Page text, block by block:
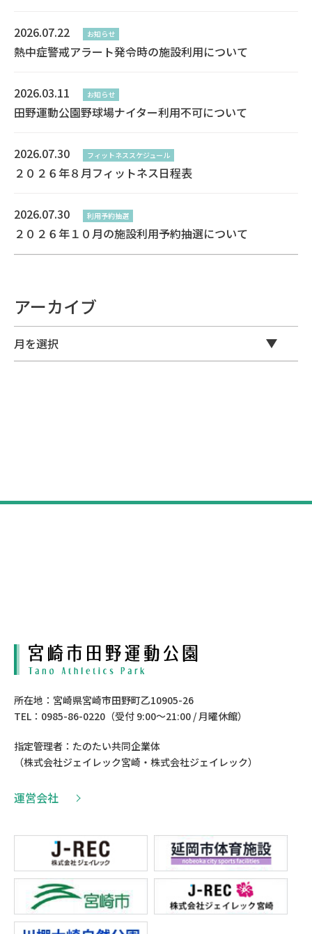
2026.07.22 お知らせ
熱中症警戒アラート発令時の施設利用について
2026.03.11 お知らせ
田野運動公園野球場ナイター利用不可について
2026.07.30 フィットネススケジュール
２０２６年８月フィットネス日程表
2026.07.30 利用予約抽選
２０２６年１０月の施設利用予約抽選について
アーカイブ
所在地：宮崎県宮崎市田野町乙10905-26
TEL：0985-86-0220（受付 9:00〜21:00 / 月曜休館）
指定管理者：たのたい共同企業体
（株式会社ジェイレック宮崎・株式会社ジェイレック）
運営会社